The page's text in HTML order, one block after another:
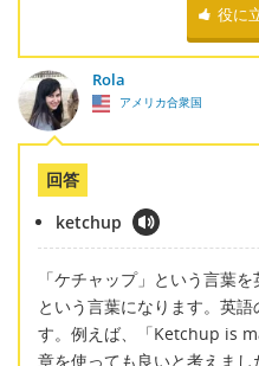
役に
Rola
アメリカ合衆国
回答
ketchup
「ケチャップ」という言葉
という言葉になります。英
す。例えば、「Ketchup is
章を使っても良いと考えま